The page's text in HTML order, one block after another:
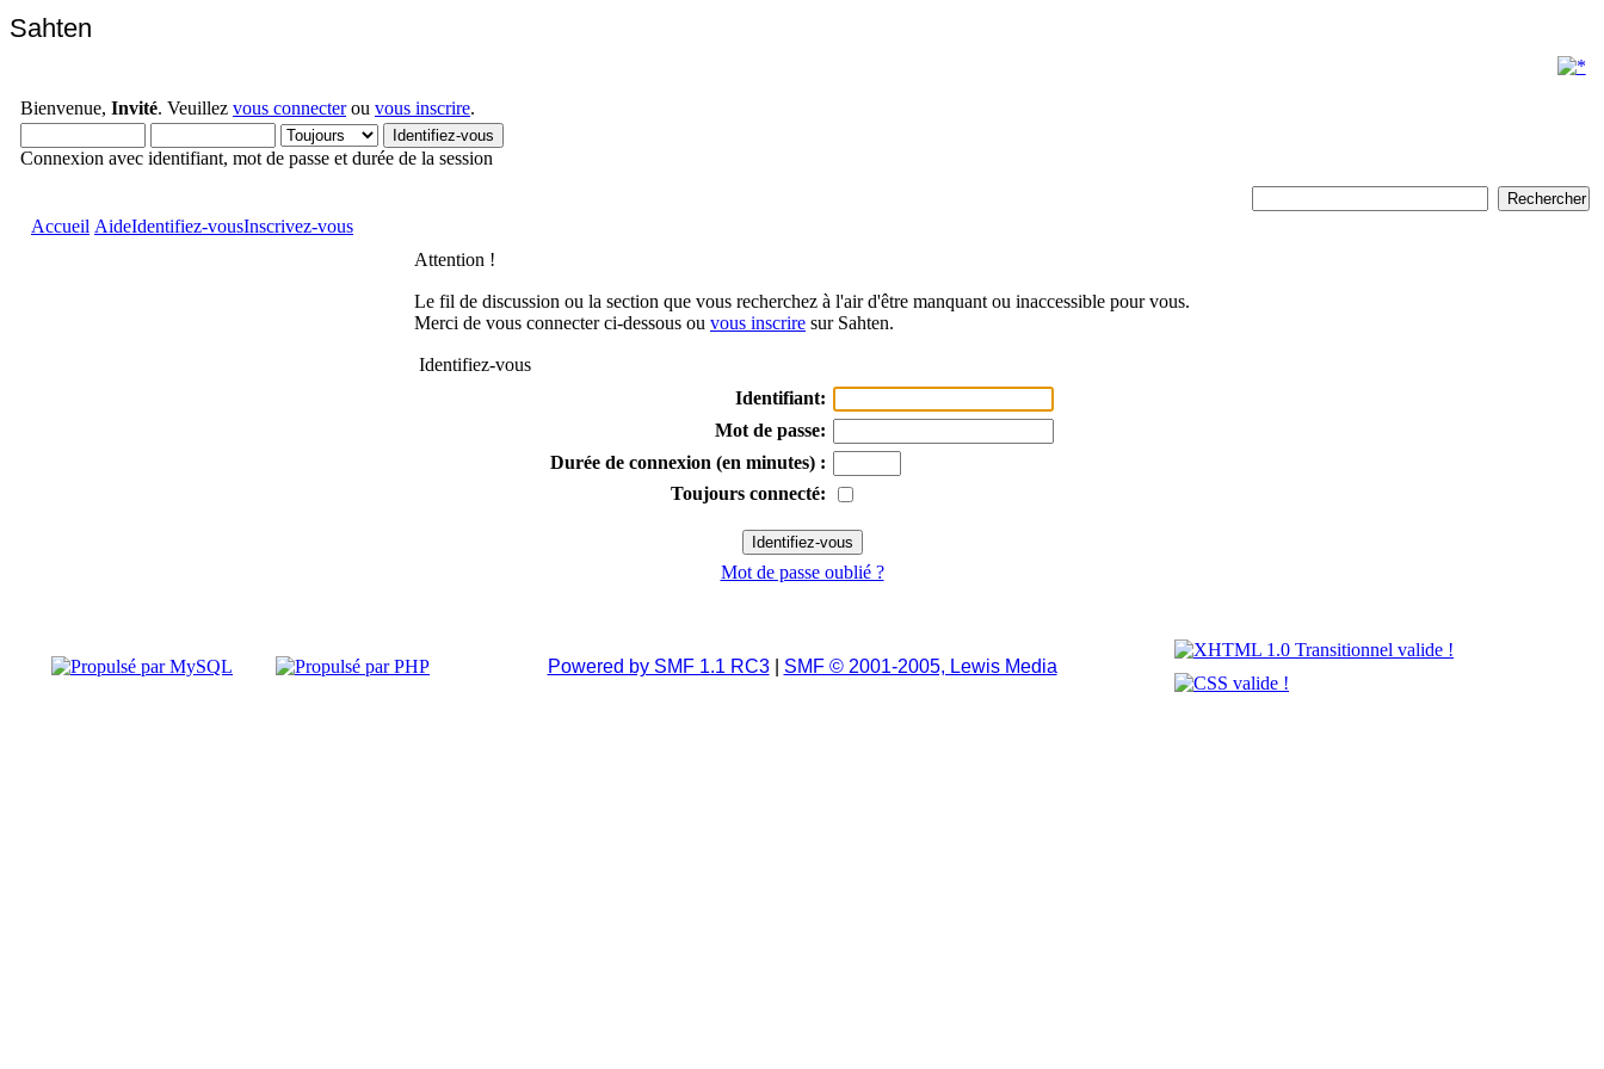
Sahten
Bienvenue, Invité. Veuillez vous connecterou vous inscrire.
Connexion avec identifiant, mot de passe et durée de la session
Accueil AideIdentifiez-vousInscrivez-vous
Attention !
Le fil de discussion ou la section que vous recherchez à l'air d'être manquant ou inaccessible pour vous.
Merci de vous connecter ci-dessous ou vous inscrire sur Sahten.
Identifiez-vous
Identifiant:
Mot de passe:
Durée de connexion (en minutes) :
Toujours connecté:
Mot de passe oublié ?
Powered by SMF 1.1 RC3| SMF © 2001-2005, Lewis Media